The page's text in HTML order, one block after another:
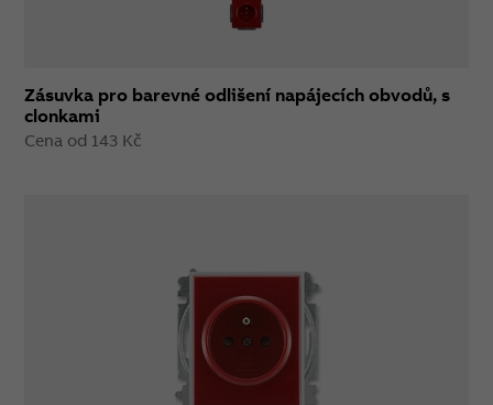
Zásuvka pro barevné odlišení napájecích obvodů, s
clonkami
Cena od 143 Kč